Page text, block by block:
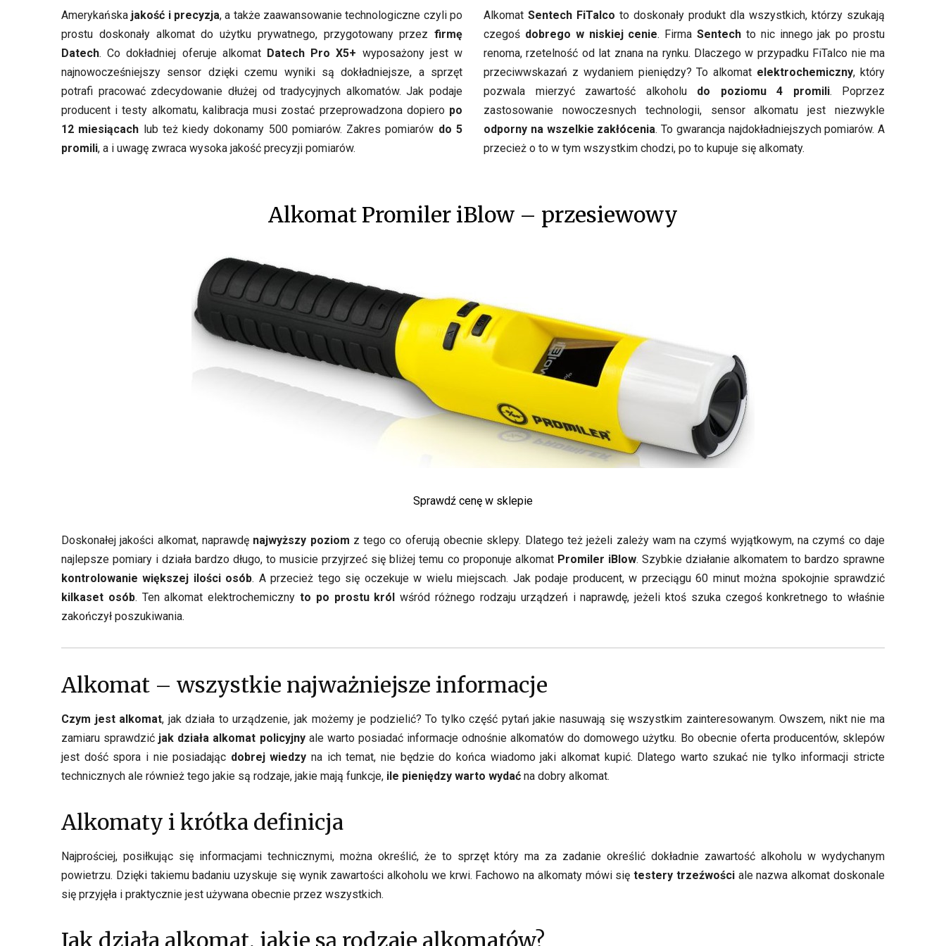
Amerykańska jakość i precyzja, a także zaawansowanie technologiczne czyli po
prostu doskonały alkomat do użytku prywatnego, przygotowany przez firmę
Datech. Co dokładniej oferuje alkomat Datech Pro X5+ wyposażony jest w
najnowocześniejszy sensor dzięki czemu wyniki są dokładniejsze, a sprzęt
potrafi pracować zdecydowanie dłużej od tradycyjnych alkomatów. Jak podaje
producent i testy alkomatu, kalibracja musi zostać przeprowadzona dopiero po
12 miesiącach lub też kiedy dokonamy 500 pomiarów. Zakres pomiarów do 5
promili, a i uwagę zwraca wysoka jakość precyzji pomiarów.
Alkomat Sentech FiTalco to doskonały produkt dla wszystkich, którzy szukają
czegoś dobrego w niskiej cenie. FirmaSentech to nic innego jak po prostu
renoma, rzetelność od lat znana na rynku. Dlaczego w przypadku FiTalco nie ma
przeciwwskazań z wydaniem pieniędzy? To alkomat elektrochemiczny, który
pozwala mierzyć zawartość alkoholu do poziomu 4 promili. Poprzez
zastosowanie nowoczesnych technologii, sensor alkomatu jest niezwykle
odporny na wszelkie zakłócenia. To gwarancja najdokładniejszych pomiarów. A
przecież o to w tym wszystkim chodzi, po to kupuje się alkomaty.
Alkomat Promiler iBlow – przesiewowy
Sprawdź cenę w sklepie
Doskonałej jakości alkomat, naprawdę najwyższy poziom z tego co oferują obecnie sklepy. Dlatego też jeżeli zależy wam na czymś wyjątkowym, na czymś co daje
najlepsze pomiary i działa bardzo długo, to musicie przyjrzeć się bliżej temu co proponuje alkomat Promiler iBlow. Szybkie działanie alkomatem to bardzo sprawne
kontrolowanie większej ilości osób. A przecież tego się oczekuje w wielu miejscach. Jak podaje producent, w przeciągu 60 minut można spokojnie sprawdzić
kilkaset osób. Ten alkomat elektrochemicznyto po prostu król
wśród różnego rodzaju urządzeń i naprawdę, jeżeli ktoś szuka czegoś konkretnego to właśnie
zakończył poszukiwania.
Alkomat – wszystkie najważniejsze informacje
Czym jest alkomat, jak działa to urządzenie, jak możemy je podzielić? To tylko część pytań jakie nasuwają się wszystkim zainteresowanym. Owszem, nikt nie ma
zamiaru sprawdzić jak działa alkomat policyjnyale warto posiadać informacje odnośnie alkomatów do domowego użytku. Bo obecnie oferta producentów, sklepów
jest dość spora i nie posiadając dobrej wiedzy na ich temat, nie będzie do końca wiadomo jaki alkomat kupić. Dlatego warto szukać nie tylko informacji stricte
technicznych ale również tego jakie są rodzaje, jakie mają funkcje, ile pieniędzy warto wydać na dobry alkomat.
Alkomaty i krótka definicja
Najprościej, posiłkując się informacjami technicznymi, można określić, że to sprzęt który ma za zadanie określić dokładnie zawartość alkoholu w wydychanym
powietrzu. Dzięki takiemu badaniu uzyskuje się wynik zawartości alkoholu we krwi. Fachowo na alkomaty mówi siętestery trzeźwościale nazwa alkomat doskonale
się przyjęła i praktycznie jest używana obecnie przez wszystkich.
Jak działa alkomat, jakie są rodzaje alkomatów?